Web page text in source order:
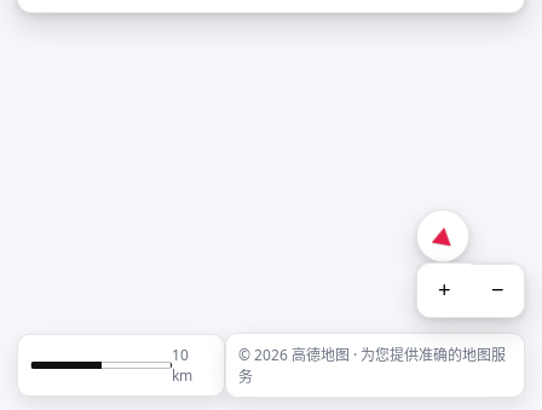
+ −
10
km
© 2026 高德地图 · 为您提供准确的地图服
务